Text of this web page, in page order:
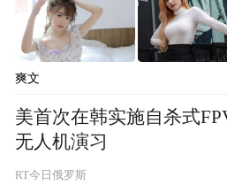
度预计为 4.5mm 至
于 2000 美元（IT之家注
元人民币）。
“特别声明：以上作品内容(包
频)为凤凰网旗下自媒体平台
布，本平台仅提供信息存储空
爽文
美首次在韩实施自杀式
无人机演习
RT今日俄罗斯